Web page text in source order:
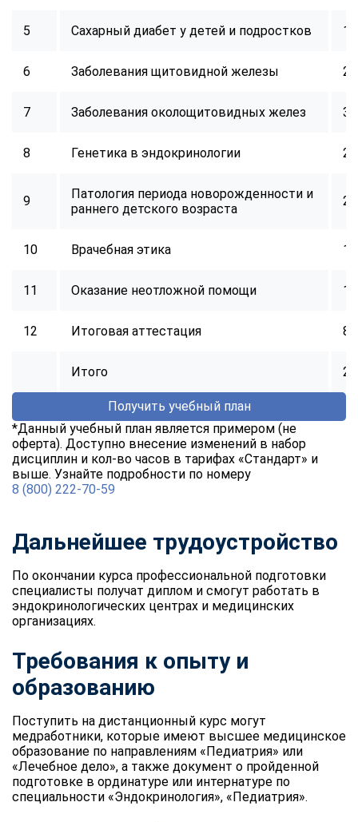
5 Сахарный диабет у детей и подростков 16
6 Заболевания щитовидной железы 24
7 Заболевания околощитовидных желез 32
8 Генетика в эндокринологии 24
9
Патология периода новорожденности и
раннего детского возраста
24
10 Врачебная этика 16
11 Оказание неотложной помощи 16
12 Итоговая аттестация 8
Итого
Получить учебный план
*Данный учебный план является примером (не
оферта). Доступно внесение изменений в набор
дисциплин и кол-во часов в тарифах «Стандарт» и
выше. Узнайте подробности по номеру
8 (800) 222-70-59
Дальнейшее трудоустройство
По окончании курса профессиональной подготовки
специалисты получат диплом и смогут работать в
эндокринологических центрах и медицинских
организациях.
Требования к опыту и
образованию
Поступить на дистанционный курс могут
медработники, которые имеют высшее медицинское
образование по направлениям «Педиатрия» или
«Лечебное дело», а также документ о пройденной
подготовке в ординатуре или интернатуре по
специальности «Эндокринология», «Педиатрия».